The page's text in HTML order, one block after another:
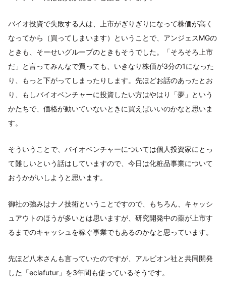
バイオ投資で失敗する人は、上市がぎりぎりになって株価が高く
なってから（買ってしまいます）ということで、アンジェスMGの
ときも、そーせいグループのときもそうでした。「そろそろ上市
だ」と言ってみんなで買っても、いきなり株価が3分の1になった
り、もっと下がってしまったりします。先ほどお話のあったとお
り、もしバイオベンチャーに投資したい方はやはり「夢」という
かたちで、価格が動いていないときに買えばいいのかなと思いま
す。
そういうことで、バイオベンチャーについては個人投資家にとっ
て難しいという話はしていますので、今日は化粧品事業について
おうかがいしようと思います。
御社の強みはナノ技術ということですので、もちろん、キャッシ
ュアウトのほうが多いとは思いますが、研究開発中の薬が上市す
るまでのキャッシュを稼ぐ事業でもあるのかなと思っています。
先ほど八木さんも言っていたのですが、アルビオン社と共同開発
した「eclafutur」を3年間も使っているそうです。